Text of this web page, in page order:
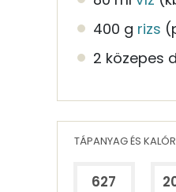
400 g rizs
2 közepes
TÁPANYAG ÉS
627